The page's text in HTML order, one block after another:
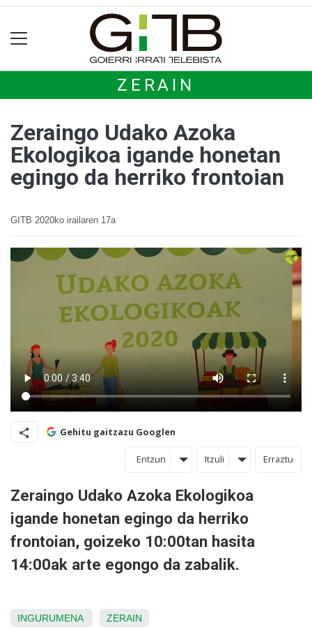
ZERAIN
Zeraingo Udako Azoka
Ekologikoa igande honetan
egingo da herriko frontoian
GITB 2020ko irailaren 17a
Gehitu gaitzazu Googlen
Entzun Itzuli Erraztu
Zeraingo Udako Azoka Ekologikoa
igande honetan egingo da herriko
frontoian, goizeko 10:00tan hasita
14:00ak arte egongo da zabalik.
INGURUMENA ZERAIN